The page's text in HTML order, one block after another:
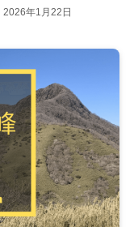
2026年1月22日